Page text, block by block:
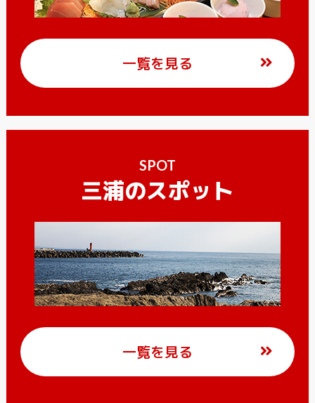
一覧を見る
SPOT
三浦のスポット
一覧を見る